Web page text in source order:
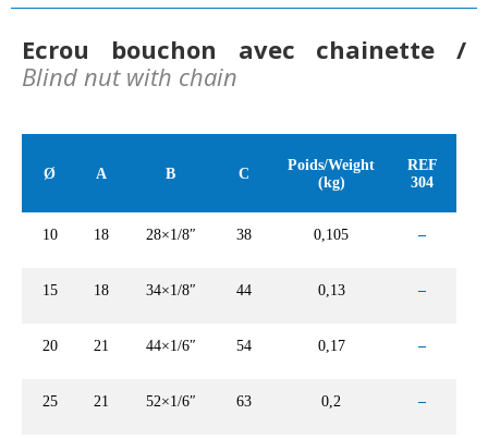
Ecrou bouchon avec chainette /
Blind nut with chain
Ø A B C
Poids/Weight
(kg)
REF
304
10 18 28×1/8″ 38 0,105 –
15 18 34×1/8″ 44 0,13 –
20 21 44×1/6″ 54 0,17 –
25 21 52×1/6″ 63 0,2 –